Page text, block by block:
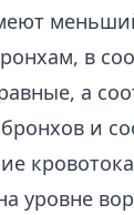
в
а
и
уровне